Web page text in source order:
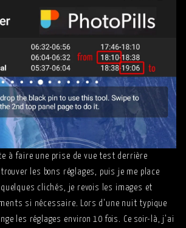
à faire une prise de vue test derrière
les bons réglages, puis je me place
clichés, je revois les images et
si nécessaire. Lors d'une nuit typique
les réglages environ 10 fois. Ce soir-là, j'ai